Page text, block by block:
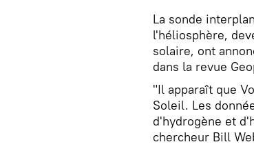
La sonde
l'héliosphère,
solaire, ont
dans la revue
"Il apparaît que
Soleil. Les
d'hydrogène et
chercheur Bill